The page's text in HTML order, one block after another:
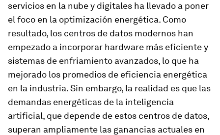
servicios en la nube y digitales ha llevado a poner
el foco en la optimización energética. Como
resultado, los centros de datos modernos han
empezado a incorporar hardware más eficiente y
sistemas de enfriamiento avanzados, lo que ha
mejorado los promedios de eficiencia energética
en la industria. Sin embargo, la realidad es que las
demandas energéticas de la inteligencia
artificial, que depende de estos centros de datos,
superan ampliamente las ganancias actuales en